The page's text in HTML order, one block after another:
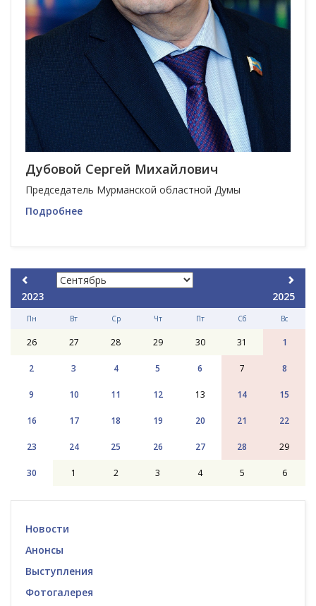
Дубовой Сергей Михайлович
Председатель Мурманской областной Думы
Подробнее
2023 2025
Пн Вт Ср Чт Пт Сб Вс
26 27 28 29 30 31 1
2 3 4 5 6 7 8
9 10 11 12 13 14 15
16 17 18 19 20 21 22
23 24 25 26 27 28 29
30 1 2 3 4 5 6
Новости
Анонсы
Выступления
Фотогалерея